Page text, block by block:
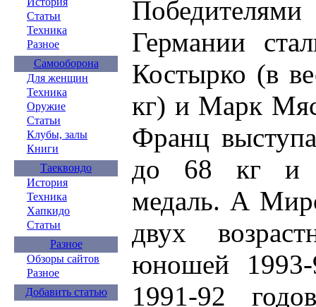
Статьи
Техника
Разное
Самооборона
Для женщин
Техника
Оружие
Статьи
Клубы, залы
Книги
Таеквондо
История
Техника
Хапкидо
Статьи
Разное
Обзоры сайтов
Разное
Добавить статью
Победителями
Германии
Костырко (в
кг) и Марк
Франц
до 68 кг и
медаль. А
двух
юношей
1991-92